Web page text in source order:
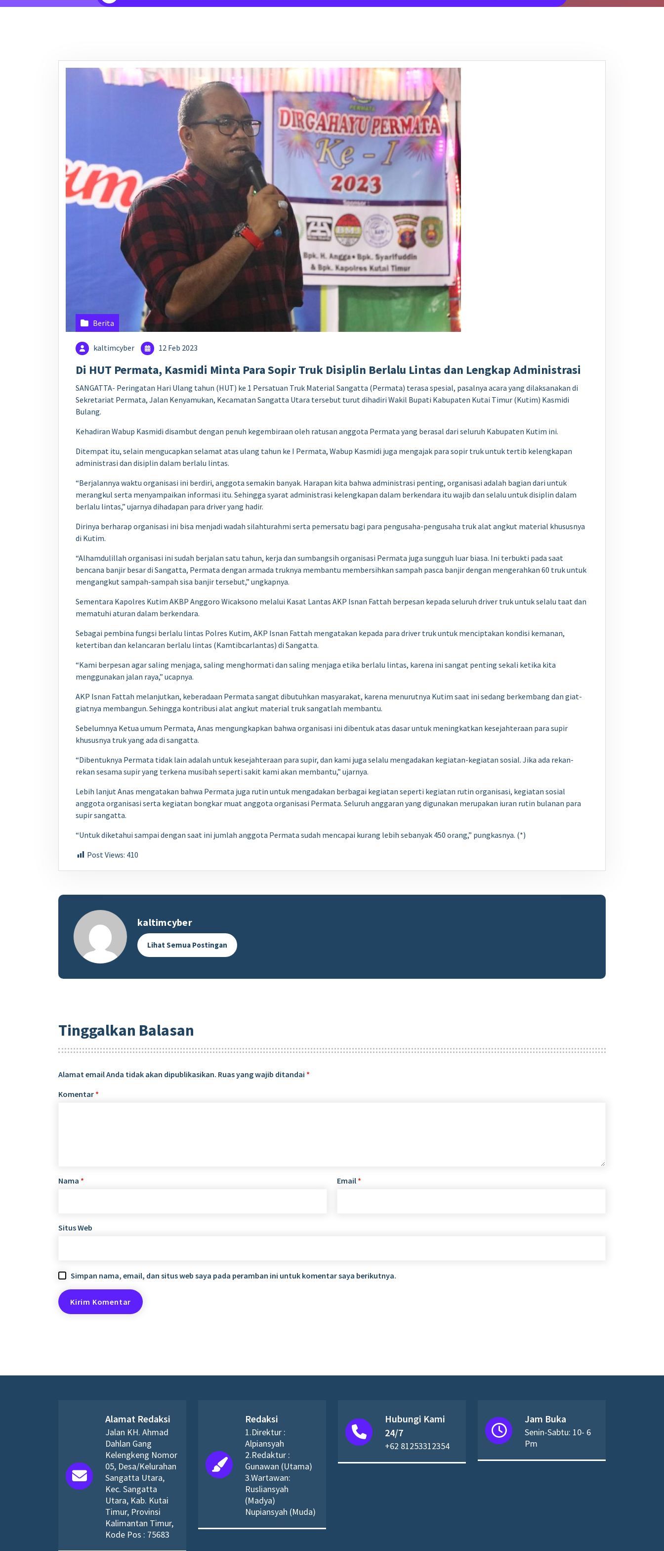
Berita
kaltimcyber 12 Feb 2023
Di HUT Permata, Kasmidi Minta Para Sopir Truk Disiplin Berlalu Lintas dan Lengkap Administrasi
SANGATTA- Peringatan Hari Ulang tahun (HUT) ke 1 Persatuan Truk Material Sangatta (Permata) terasa spesial, pasalnya acara yang dilaksanakan di
Sekretariat Permata, Jalan Kenyamukan, Kecamatan Sangatta Utara tersebut turut dihadiri Wakil Bupati Kabupaten Kutai Timur (Kutim) Kasmidi
Bulang.
Kehadiran Wabup Kasmidi disambut dengan penuh kegembiraan oleh ratusan anggota Permata yang berasal dari seluruh Kabupaten Kutim ini.
Ditempat itu, selain mengucapkan selamat atas ulang tahun ke I Permata, Wabup Kasmidi juga mengajak para sopir truk untuk tertib kelengkapan
administrasi dan disiplin dalam berlalu lintas.
“Berjalannya waktu organisasi ini berdiri, anggota semakin banyak. Harapan kita bahwa administrasi penting, organisasi adalah bagian dari untuk
merangkul serta menyampaikan informasi itu. Sehingga syarat administrasi kelengkapan dalam berkendara itu wajib dan selalu untuk disiplin dalam
berlalu lintas,” ujarnya dihadapan para driver yang hadir.
Dirinya berharap organisasi ini bisa menjadi wadah silahturahmi serta pemersatu bagi para pengusaha-pengusaha truk alat angkut material khususnya
di Kutim.
“Alhamdulillah organisasi ini sudah berjalan satu tahun, kerja dan sumbangsih organisasi Permata juga sungguh luar biasa. Ini terbukti pada saat
bencana banjir besar di Sangatta, Permata dengan armada truknya membantu membersihkan sampah pasca banjir dengan mengerahkan 60 truk untuk
mengangkut sampah-sampah sisa banjir tersebut,” ungkapnya.
Sementara Kapolres Kutim AKBP Anggoro Wicaksono melalui Kasat Lantas AKP Isnan Fattah berpesan kepada seluruh driver truk untuk selalu taat dan
mematuhi aturan dalam berkendara.
Sebagai pembina fungsi berlalu lintas Polres Kutim, AKP Isnan Fattah mengatakan kepada para driver truk untuk menciptakan kondisi kemanan,
ketertiban dan kelancaran berlalu lintas (Kamtibcarlantas) di Sangatta.
“Kami berpesan agar saling menjaga, saling menghormati dan saling menjaga etika berlalu lintas, karena ini sangat penting sekali ketika kita
menggunakan jalan raya,” ucapnya.
AKP Isnan Fattah melanjutkan, keberadaan Permata sangat dibutuhkan masyarakat, karena menurutnya Kutim saat ini sedang berkembang dan giat-
giatnya membangun. Sehingga kontribusi alat angkut material truk sangatlah membantu.
Sebelumnya Ketua umum Permata, Anas mengungkapkan bahwa organisasi ini dibentuk atas dasar untuk meningkatkan kesejahteraan para supir
khususnya truk yang ada di sangatta.
“Dibentuknya Permata tidak lain adalah untuk kesejahteraan para supir, dan kami juga selalu mengadakan kegiatan-kegiatan sosial. Jika ada rekan-
rekan sesama supir yang terkena musibah seperti sakit kami akan membantu,” ujarnya.
Lebih lanjut Anas mengatakan bahwa Permata juga rutin untuk mengadakan berbagai kegiatan seperti kegiatan rutin organisasi, kegiatan sosial
anggota organisasi serta kegiatan bongkar muat anggota organisasi Permata. Seluruh anggaran yang digunakan merupakan iuran rutin bulanan para
supir sangatta.
“Untuk diketahui sampai dengan saat ini jumlah anggota Permata sudah mencapai kurang lebih sebanyak 450 orang,” pungkasnya. (*)
Post Views: 410
kaltimcyber
Lihat Semua Postingan
Tinggalkan Balasan
Alamat email Anda tidak akan dipublikasikan. Ruas yang wajib ditandai *
Komentar *
Nama * Email *
Situs Web
Simpan nama, email, dan situs web saya pada peramban ini untuk komentar saya berikutnya.
Alamat Redaksi
Jalan KH. Ahmad
Dahlan Gang
Kelengkeng Nomor
05, Desa/Kelurahan
Sangatta Utara,
Kec. Sangatta
Utara, Kab. Kutai
Timur, Provinsi
Kalimantan Timur,
Kode Pos : 75683
Redaksi
1.Direktur :
Alpiansyah
2.Redaktur :
Gunawan (Utama)
3.Wartawan:
Rusliansyah
(Madya)
Nupiansyah (Muda)
Hubungi Kami
24/7
+62 81253312354
Jam Buka
Senin-Sabtu: 10- 6
Pm